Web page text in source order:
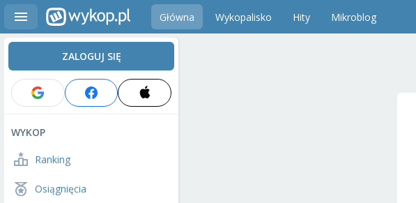
Główna Wykopalisko Hity Mikroblog
ZALOGUJ SIĘ
WYKOP
Ranking
Osiągnięcia